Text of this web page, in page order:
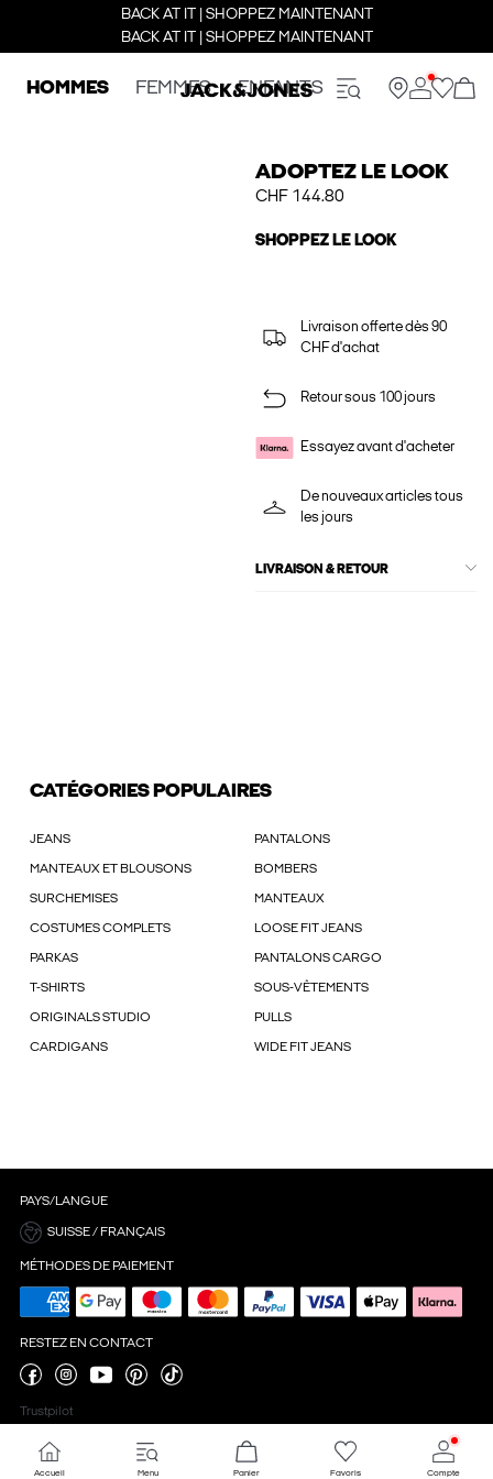
BACK AT IT | SHOPPEZ MAINTENANT
BACK AT IT | SHOPPEZ MAINTENANT
HOMMES FEMMES ENFANTS
ADOPTEZ LE LOOK
CHF 144.80
SHOPPEZ LE LOOK
Livraison offerte dès 90
CHF d'achat
Retour sous 100 jours
Essayez avant d'acheter
De nouveaux articles tous
les jours
LIVRAISON & RETOUR
CATÉGORIES POPULAIRES
JEANS PANTALONS
MANTEAUX ET BLOUSONS BOMBERS
SURCHEMISES MANTEAUX
COSTUMES COMPLETS LOOSE FIT JEANS
PARKAS PANTALONS CARGO
T-SHIRTS SOUS-VÊTEMENTS
ORIGINALS STUDIO PULLS
CARDIGANS WIDE FIT JEANS
PAYS/LANGUE
SUISSE / FRANÇAIS
MÉTHODES DE PAIEMENT
RESTEZ EN CONTACT
Trustpilot
Accueil Menu Panier Favoris Compte